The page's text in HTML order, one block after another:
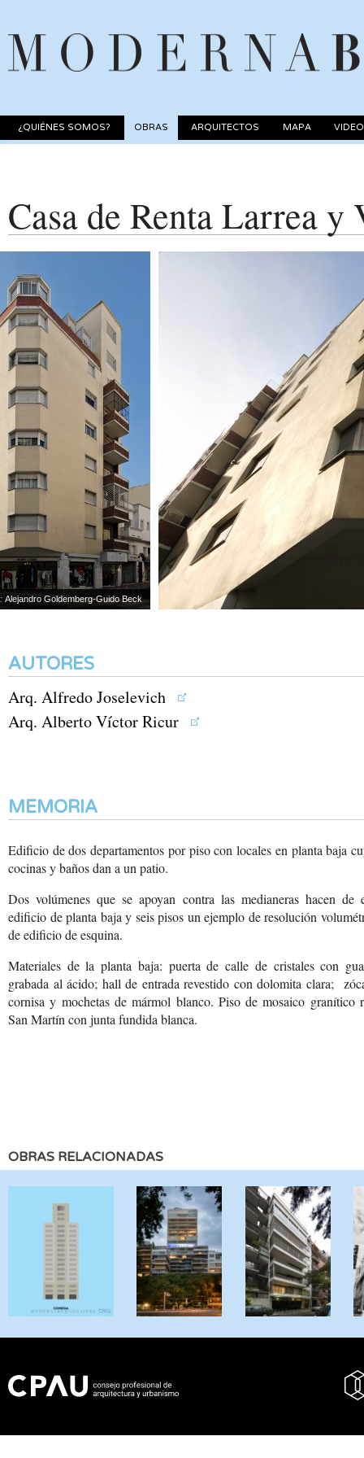
¿QUIÉNES SOMOS? OBRAS ARQUITECTOS MAPA
Casa de Renta Larrea y
Goldemberg-Guido Beck
AUTORES
Arq. Alfredo Joselevich
Arq. Alberto Víctor Ricur
MEMORIA
Edificio de dos departamentos por piso con locales en planta baja
cocinas y baños dan a un patio.
Dos volúmenes que se apoyan contra las medianeras hacen de
edificio de planta baja y seis pisos un ejemplo de resolución
de edificio de esquina.
Materiales de la planta baja: puerta de calle de cristales con
grabada al ácido; hall de entrada revestido con dolomita clara;
cornisa y mochetas de mármol blanco. Piso de mosaico granítico
San Martín con junta fundida blanca.
OBRAS RELACIONADAS